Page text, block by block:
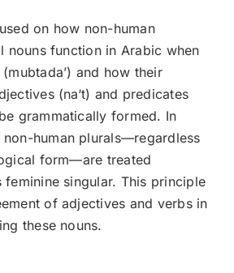
on how non-human
nouns function in Arabic when
and how their
(na‘t) and predicates
grammatically formed. In
human plurals—regardless
form—are treated
feminine singular. This principle
of adjectives and verbs in
these nouns.